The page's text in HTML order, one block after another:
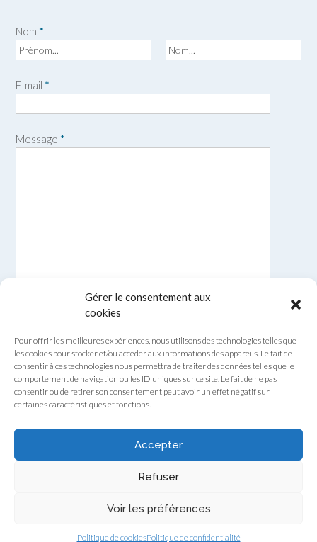
Gérer le consentement aux
cookies
Pour offrir les meilleures expériences, nous utilisons des technologies telles que
les cookies pour stocker et/ou accéder aux informations des appareils. Le fait de
consentir à ces technologies nous permettra de traiter des données telles que le
comportement de navigation ou les ID uniques sur ce site. Le fait de ne pas
consentir ou de retirer son consentement peut avoir un effet négatif sur
certaines caractéristiques et fonctions.
Accepter
Refuser
Voir les préférences
Politique de cookiesPolitique de confidentialité
Nom *
é
E-mail *
Message *
Theme by Out the Box